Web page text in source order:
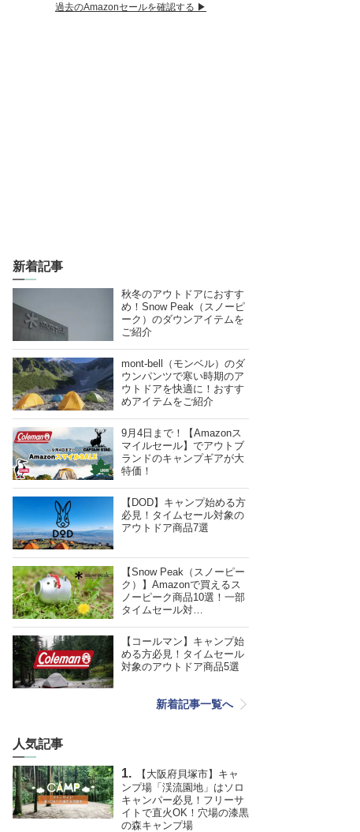
過去のAmazonセールを確認する ▶︎
新着記事
秋冬のアウトドアにおすす
め！Snow Peak（スノーピ
ーク）のダウンアイテムを
ご紹介
mont-bell（モンベル）のダ
ウンパンツで寒い時期のア
ウトドアを快適に！おすす
めアイテムをご紹介
9月4日まで！【Amazonス
マイルセール】でアウトブ
ランドのキャンプギアが大
特価！
【DOD】キャンプ始める方
必見！タイムセール対象の
アウトドア商品7選
【Snow Peak（スノーピー
ク）】Amazonで買えるス
ノーピーク商品10選！一部
タイムセール対…
【コールマン】キャンプ始
める方必見！タイムセール
対象のアウトドア商品5選
新着記事一覧へ
人気記事
【大阪府貝塚市】キャ
ンプ場「渓流園地」はソロ
キャンパー必見！フリーサ
イトで直火OK！穴場の漆黒
の森キャンプ場